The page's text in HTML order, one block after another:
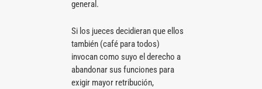
general.
Si los jueces decidieran que ellos
también (café para todos)
invocan como suyo el derecho a
abandonar sus funciones para
exigir mayor retribución,